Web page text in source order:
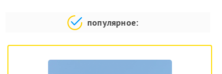
популярное: